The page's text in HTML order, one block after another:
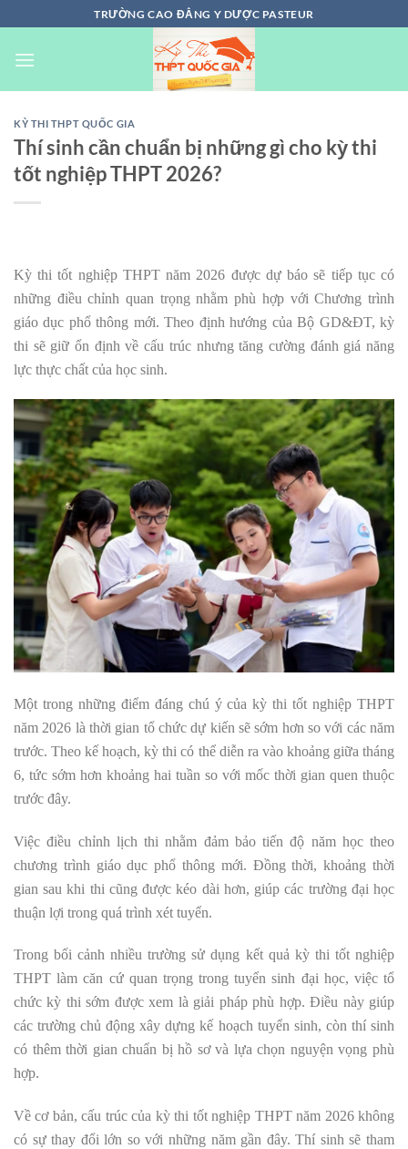
đến
nội
TRƯỜNG CAO ĐẲNG Y DƯỢC PASTEUR
KỲ THI THPT QUỐC GIA
Thí sinh cần chuẩn bị những gì cho kỳ thi
tốt nghiệp THPT 2026?
Kỳ thi tốt nghiệp THPT năm 2026 được dự báo sẽ tiếp tục có
những điều chỉnh quan trọng nhằm phù hợp với Chương trình
giáo dục phổ thông mới. Theo định hướng của Bộ GD&ĐT, kỳ
thi sẽ giữ ổn định về cấu trúc nhưng tăng cường đánh giá năng
lực thực chất của học sinh.
Một trong những điểm đáng chú ý của kỳ thi tốt nghiệp THPT
năm 2026 là thời gian tổ chức dự kiến sẽ sớm hơn so với các năm
trước. Theo kế hoạch, kỳ thi có thể diễn ra vào khoảng giữa tháng
6, tức sớm hơn khoảng hai tuần so với mốc thời gian quen thuộc
trước đây.
Việc điều chỉnh lịch thi nhằm đảm bảo tiến độ năm học theo
chương trình giáo dục phổ thông mới. Đồng thời, khoảng thời
gian sau khi thi cũng được kéo dài hơn, giúp các trường đại học
thuận lợi trong quá trình xét tuyển.
Trong bối cảnh nhiều trường sử dụng kết quả kỳ thi tốt nghiệp
THPT làm căn cứ quan trọng trong tuyển sinh đại học, việc tổ
chức kỳ thi sớm được xem là giải pháp phù hợp. Điều này giúp
các trường chủ động xây dựng kế hoạch tuyển sinh, còn thí sinh
có thêm thời gian chuẩn bị hồ sơ và lựa chọn nguyện vọng phù
hợp.
Về cơ bản, cấu trúc của kỳ thi tốt nghiệp THPT năm 2026 không
có sự thay đổi lớn so với những năm gần đây. Thí sinh sẽ tham